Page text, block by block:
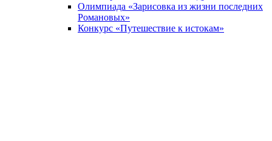
Олимпиада «Зарисовка из жизни последних
Романовых»
Конкурс «Путешествие к истокам»